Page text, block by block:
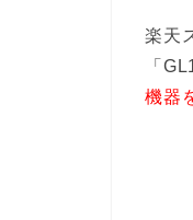
楽天
「
機器